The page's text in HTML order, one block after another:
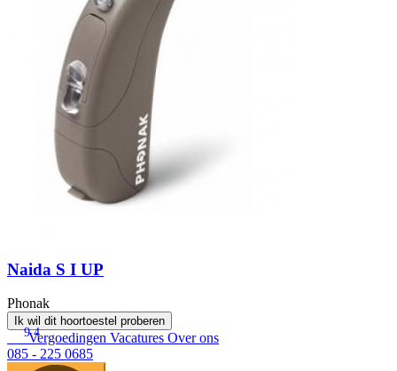
Naida S I UP
Phonak
Ik wil dit hoortoestel proberen
9.4
Vergoedingen Vacatures Over ons
085 - 225 0685